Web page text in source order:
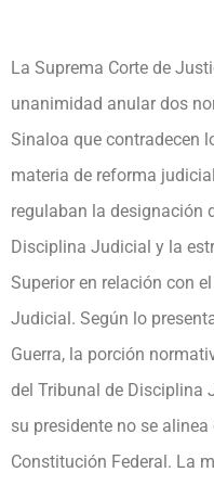
La Suprema Corte de
unanimidad anular dos
Sinaloa que contradecen
materia de reforma
regulaban la designación
Disciplina Judicial y la
Superior en relación con
Judicial. Según lo
Guerra, la porción
del Tribunal de Disciplina
su presidente no se
Constitución Federal. La